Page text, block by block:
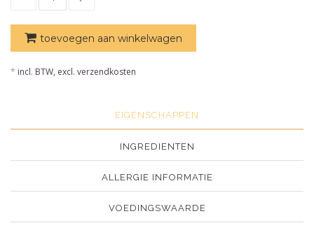
toevoegen aan winkelwagen
* incl. BTW, excl. verzendkosten
EIGENSCHAPPEN
INGREDIENTEN
ALLERGIE INFORMATIE
VOEDINGSWAARDE